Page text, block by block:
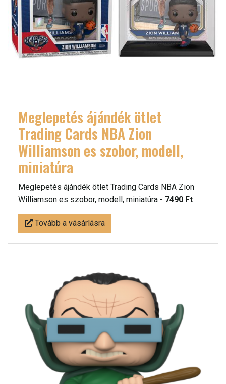
Meglepetés ájándék ötlet
Trading Cards NBA Zion
Williamson es szobor, modell,
miniatúra
Meglepetés ájándék ötlet Trading Cards NBA Zion
Williamson es szobor, modell, miniatúra - 7490 Ft
Tovább a vásárlásra